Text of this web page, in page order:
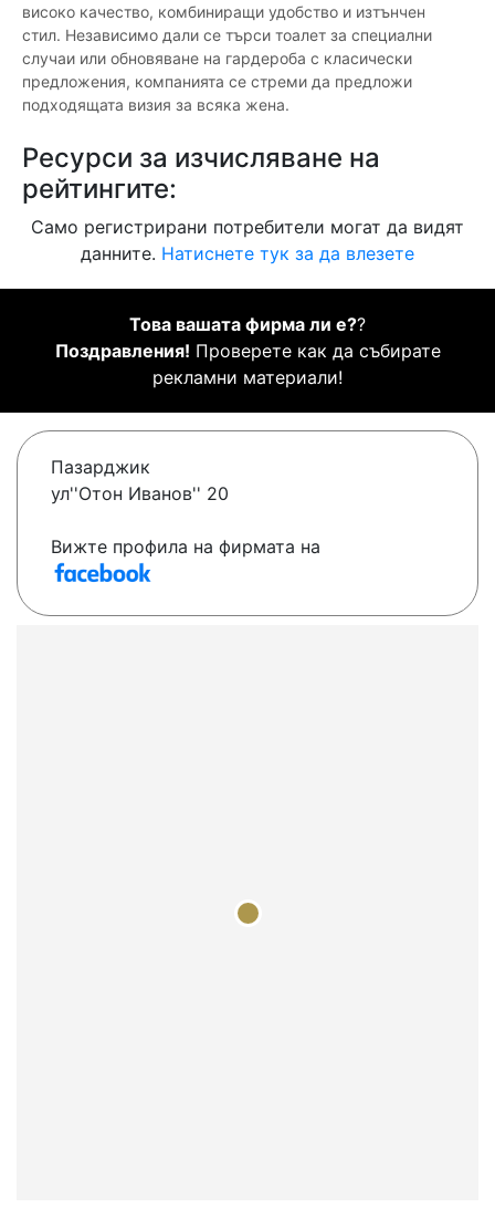
високо качество, комбиниращи удобство и изтънчен
стил. Независимо дали се търси тоалет за специални
случаи или обновяване на гардероба с класически
предложения, компанията се стреми да предложи
подходящата визия за всяка жена.
Ресурси за изчисляване на
рейтингите:
Само регистрирани потребители могат да видят
данните. Натиснете тук за да влезете
Това вашата фирма ли е??
Поздравления! Проверете как да събирате
рекламни материали!
Пазарджик
ул''Отон Иванов'' 20
Вижте профила на фирмата на